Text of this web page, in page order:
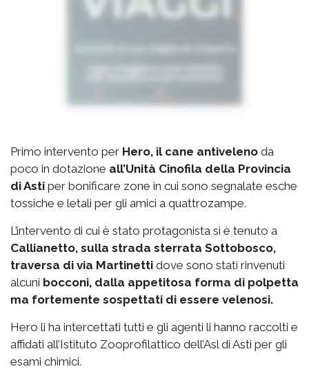
Primo intervento per Hero, il cane antiveleno da
poco in dotazione all’Unità Cinofila della Provincia
di Asti per bonificare zone in cui sono segnalate esche
tossiche e letali per gli amici a quattrozampe.
L’intervento di cui è stato protagonista si è tenuto a
Callianetto, sulla strada sterrata Sottobosco,
traversa di via Martinetti dove sono stati rinvenuti
alcuni bocconi, dalla appetitosa forma di polpetta
ma fortemente sospettati di essere velenosi.
Hero li ha intercettati tutti e gli agenti li hanno raccolti e
affidati all’Istituto Zooprofilattico dell’Asl di Asti per gli
esami chimici.